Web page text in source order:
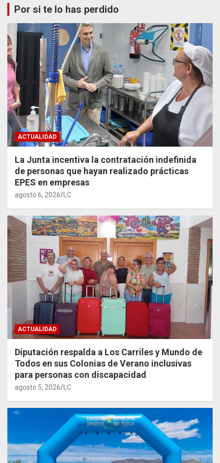
Por si te lo has perdido
ACTUALIDAD
La Junta incentiva la contratación indefinida
de personas que hayan realizado prácticas
EPES en empresas
agosto 6, 2026 LC
ACTUALIDAD
Diputación respalda a Los Carriles y Mundo de
Todos en sus Colonias de Verano inclusivas
para personas con discapacidad
agosto 5, 2026 LC